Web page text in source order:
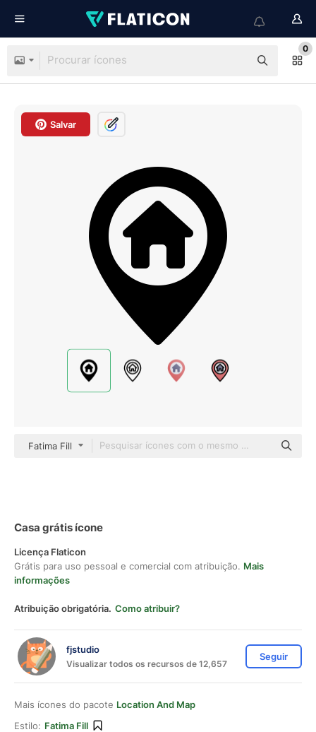
0
Salvar
Fatima Fill
Casa grátis ícone
Licença Flaticon
Grátis para uso pessoal e comercial com atribuição. Mais
informações
Atribuição obrigatória. Como atribuir?
fjstudio
Visualizar todos os recursos de 12,657
Seguir
Mais ícones do pacote Location And Map
Estilo: Fatima Fill